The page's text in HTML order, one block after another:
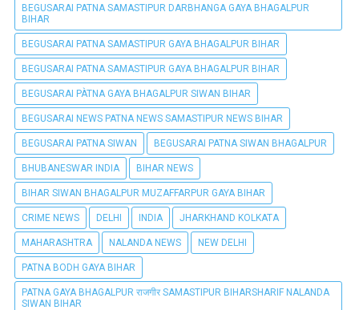
BEGUSARAI PATNA SAMASTIPUR DARBHANGA GAYA BHAGALPUR
BIHAR
BEGUSARAI PATNA SAMASTIPUR GAYA BHAGALPUR BIHAR
BEGUSARAI PATNA SAMASTIPUR GAYA BHAGALPUR BIHAR
BEGUSARAI PÀTNA GAYA BHAGALPUR SIWAN BIHAR
BEGUSARAI NEWS PATNA NEWS SAMASTIPUR NEWS BIHAR
BEGUSARAI PATNA SIWAN BEGUSARAI PATNA SIWAN BHAGALPUR
BHUBANESWAR INDIA BIHAR NEWS
BIHAR SIWAN BHAGALPUR MUZAFFARPUR GAYA BIHAR
CRIME NEWS DELHI INDIA JHARKHAND KOLKATA
MAHARASHTRA NALANDA NEWS NEW DELHI
PATNA BODH GAYA BIHAR
PATNA GAYA BHAGALPUR राजगीर SAMASTIPUR BIHARSHARIF NALANDA
SIWAN BIHAR